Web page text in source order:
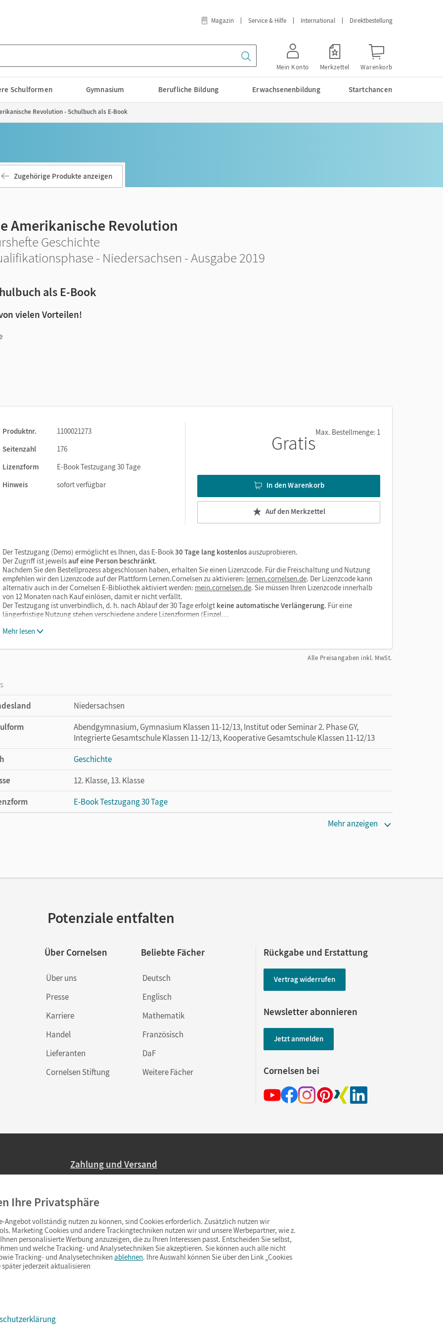
Magazin Service & Hilfe International Direktbestellung
Mein Konto Merkzettel Warenkorb
Schulformen Gymnasium Berufliche Bildung Erwachsenenbildung Startchancen
Revolution - Schulbuch als E-Book
Zugehörige Produkte anzeigen
Amerikanische Revolution
Geschichte
- Niedersachsen - Ausgabe 2019
als E-Book
vielen Vorteilen!
Produktnr.
1100021273
Seitenzahl
176
Lizenzform
E-Book Testzugang 30 Tage
Hinweis
sofort verfügbar
GratisMax. Bestellmenge: 1
In den Warenkorb
Auf den Merkzettel
Der Testzugang (Demo) ermöglicht es Ihnen, das E-Book30 Tage lang kostenlosauszuprobieren.
Der Zugriff ist jeweilsauf eine Person beschränkt.
Nachdem Sie den Bestellprozess abgeschlossen haben, erhalten Sie einen Lizenzcode. Für die Freischaltung und Nutzung
empfehlen wir den Lizenzcode auf der Plattform Lernen.Cornelsen zu aktivieren: lernen.cornelsen.de. Der Lizenzcode kann
alternativ auch in der Cornelsen E-Bibliothek aktiviert werden: mein.cornelsen.de. Sie müssen Ihren Lizenzcode innerhalb
von 12 Monaten nach Kauf einlösen, damit er nicht verfällt.
Der Testzugang ist unverbindlich, d. h. nach Ablauf der 30 Tage erfolgt keine automatische Verlängerung. Für eine
längerfristige Nutzung stehen verschiedene andere Lizenzformen (Einzel…
Mehr lesen
Alle Preisangaben inkl. MwSt.
Niedersachsen
Abendgymnasium, Gymnasium Klassen 11-12/13, Institut oder Seminar 2. Phase GY,
Integrierte Gesamtschule Klassen 11-12/13, Kooperative Gesamtschule Klassen 11-12/13
Geschichte
12. Klasse, 13. Klasse
E-Book Testzugang 30 Tage
Mehr anzeigen
Potenziale entfalten
Über Cornelsen
Über uns
Presse
Karriere
Handel
Lieferanten
Cornelsen Stiftung
Beliebte Fächer
Deutsch
Englisch
Mathematik
Französisch
DaF
Weitere Fächer
Rückgabe und Erstattung
Vertrag widerrufen
Newsletter abonnieren
Jetzt anmelden
Cornelsen bei
Zahlung und Versand
Ab 59,– EUR Bestellwert liefern wir versandkostenfrei innerhalb Deutschlands
(Lieferung in 3–6 Tagen).
& Co.
Ihre Privatsphäre
Angebot vollständig nutzen zu können, sind Cookies erforderlich. Zusätzlich nutzen wir
Marketing Cookies und andere Trackingtechniken nutzen wir und unsere Werbepartner, wie z.
personalisierte Werbung anzuzeigen, die zu Ihren Interessen passt. Entscheiden Sie selbst,
und welche Tracking- und Analysetechniken Sie akzeptieren. Sie können auch alle nicht
Tracking- und Analysetechniken ablehnen. Ihre Auswahl können Sie über den Link „Cookies
später jederzeit aktualisieren